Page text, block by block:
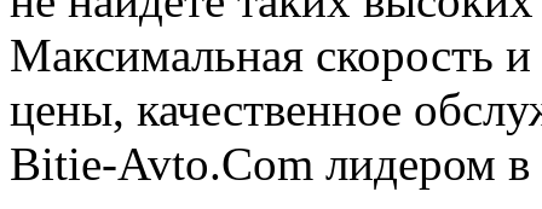
Максимальная скорость
цены, качественное
Bitie-Avto.Com лидером в